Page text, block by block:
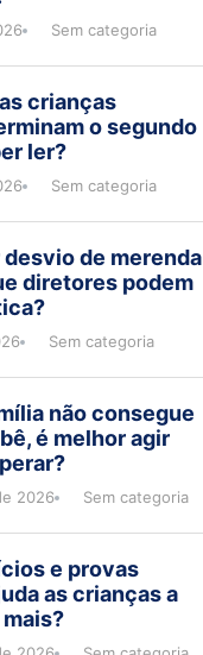
Sem categoria
crianças
o segundo
ler?
Sem categoria
de merenda
diretores podem
Sem categoria
não consegue
é melhor agir
2026 Sem categoria
e provas
as crianças a